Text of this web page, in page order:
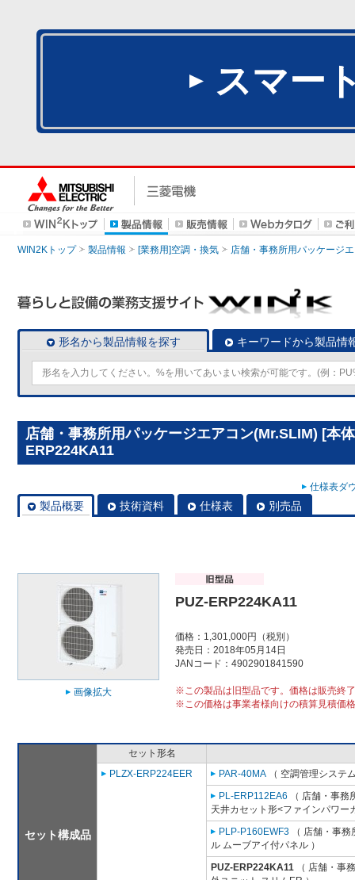
スマー
WIN2Kトップ 製品情報 [業務用]空調・換気 店舗・事務所用パッケージ
形名から製品情報を探す キーワードから製品情
店舗・事務所用パッケージエアコン(Mr.SLIM) [本
ERP224KA11
仕様表ダ
製品概要 技術資料 仕様表 別売品
画像拡大
PUZ-ERP224KA11
価格：1,301,000円（税別）
発売日：2018年05月14日
JANコード：4902901841590
※この製品は旧型品です。価格は販売終
※この価格は事業者様向けの積算見積価
セット構成品
セット形名
PLZX-ERP224EER
PAR-40MA （ 空調管理システ
PL-ERP112EA6 （ 店舗・事務
天井カセット形<ファインパワー
PLP-P160EWF3 （ 店舗・事
ル ムーブアイ付パネル ）
PUZ-ERP224KA11 （ 店舗・事